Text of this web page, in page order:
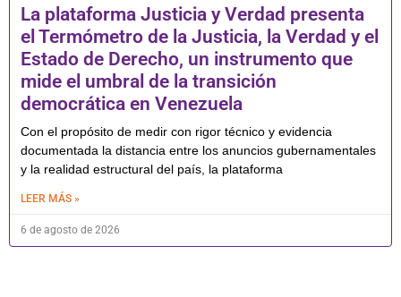
La plataforma Justicia y Verdad presenta
el Termómetro de la Justicia, la Verdad y el
Estado de Derecho, un instrumento que
mide el umbral de la transición
democrática en Venezuela
Con el propósito de medir con rigor técnico y evidencia
documentada la distancia entre los anuncios gubernamentales
y la realidad estructural del país, la plataforma
LEER MÁS »
6 de agosto de 2026